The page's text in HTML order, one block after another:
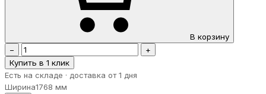
В корзину
−
+
Купить в 1 клик
Есть на складе · доставка от 1 дня
Ширина1768 мм